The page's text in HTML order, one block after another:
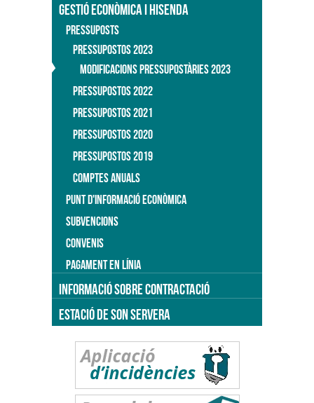
GESTIÓ ECONÒMICA I HISENDA
PRESSUPOSTS
PRESSUPOSTOS 2023
MODIFICACIONS PRESSUPOSTÀRIES 2023
PRESSUPOSTOS 2022
PRESSUPOSTOS 2021
PRESSUPOSTOS 2020
PRESSUPOSTOS 2019
COMPTES ANUALS
PUNT D'INFORMACIÓ ECONÒMICA
SUBVENCIONS
CONVENIS
PAGAMENT EN LÍNIA
INFORMACIÓ SOBRE CONTRACTACIÓ
ESTACIÓ DE SON SERVERA